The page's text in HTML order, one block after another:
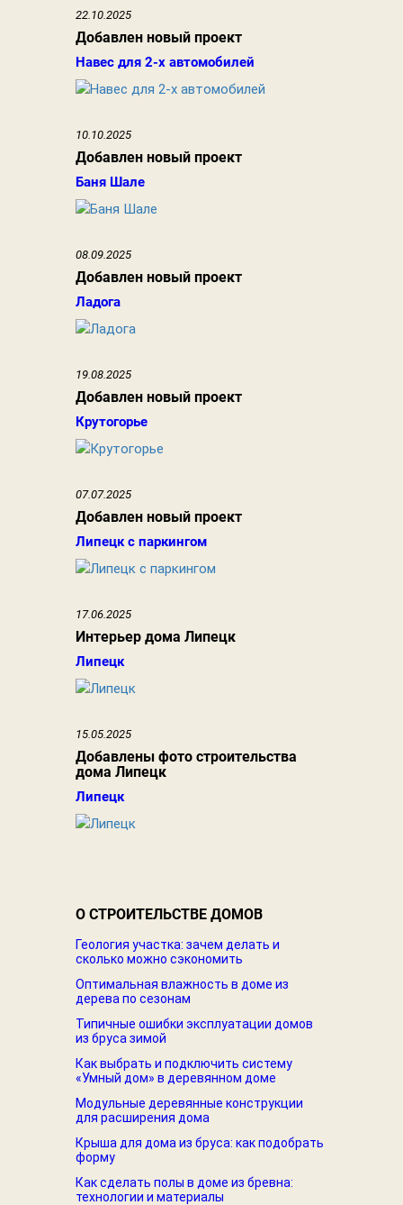
22.10.2025
Добавлен новый проект
Навес для 2-х автомобилей
10.10.2025
Добавлен новый проект
Баня Шале
08.09.2025
Добавлен новый проект
Ладога
19.08.2025
Добавлен новый проект
Крутогорье
07.07.2025
Добавлен новый проект
Липецк с паркингом
17.06.2025
Интерьер дома Липецк
Липецк
15.05.2025
Добавлены фото строительства
дома Липецк
Липецк
О СТРОИТЕЛЬСТВЕ ДОМОВ
Геология участка: зачем делать и
сколько можно сэкономить
Оптимальная влажность в доме из
дерева по сезонам
Типичные ошибки эксплуатации домов
из бруса зимой
Как выбрать и подключить систему
«Умный дом» в деревянном доме
Модульные деревянные конструкции
для расширения дома
Крыша для дома из бруса: как подобрать
форму
Как сделать полы в доме из бревна:
технологии и материалы